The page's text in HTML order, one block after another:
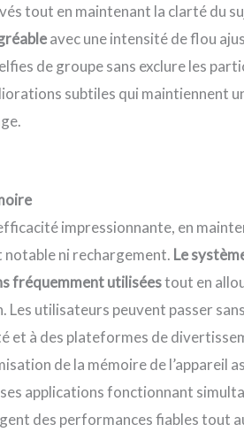
tout en maintenant la clarté du
avec une intensité de flou
de groupe sans exclure les
subtiles qui maintiennent
impressionnante, en
ni rechargement. Le
fréquemment utiliséestout en
Les utilisateurs peuvent passer
et à des plateformes de
de la mémoire de l’appareil
applications fonctionnant
des performances fiables tout